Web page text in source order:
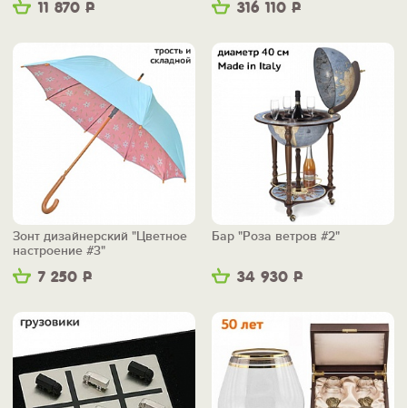
11 870 Р
316 110 Р
7 250 Р
Зонт дизайнерский "Цветное
настроение #3"
34 930 Р
Бар "Роза ветров #2"